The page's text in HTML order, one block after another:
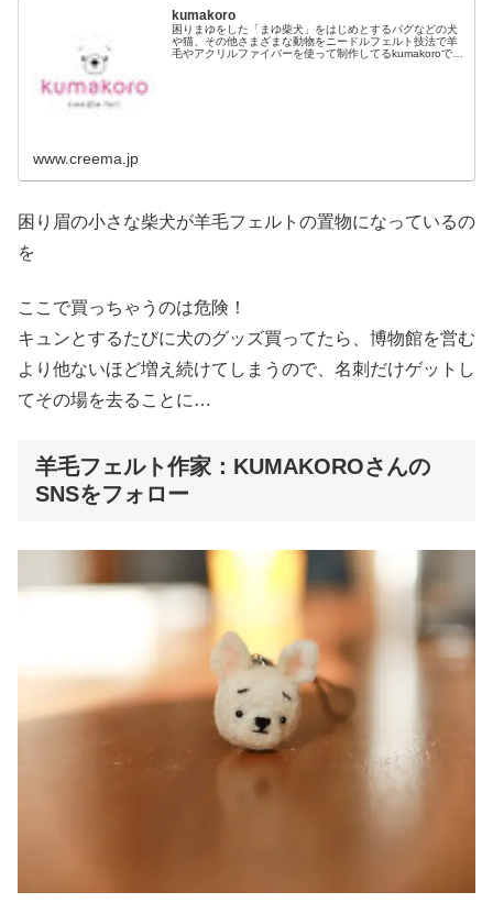
kumakoro
困りまゆをした「まゆ柴犬」をはじめとするパグなどの犬
や猫、その他さまざまな動物をニードルフェルト技法で羊
毛やアクリルファイバーを使って制作してるkumakoroで
www.creema.jp
困り眉の小さな柴犬が羊毛フェルトの置物になっているの
を
ここで買っちゃうのは危険！
キュンとするたびに犬のグッズ買ってたら、博物館を営む
より他ないほど増え続けてしまうので、名刺だけゲットし
てその場を去ることに…
羊毛フェルト作家：KUMAKOROさんの
SNSをフォロー